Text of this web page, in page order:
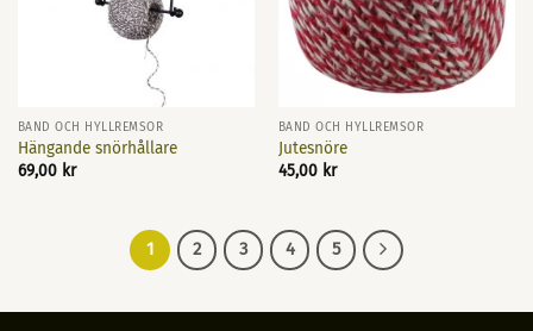
BAND OCH HYLLREMSOR
Hängande snörhållare
69,00 kr
BAND OCH HYLLREMSOR
Jutesnöre
45,00 kr
1 2 3 4 5